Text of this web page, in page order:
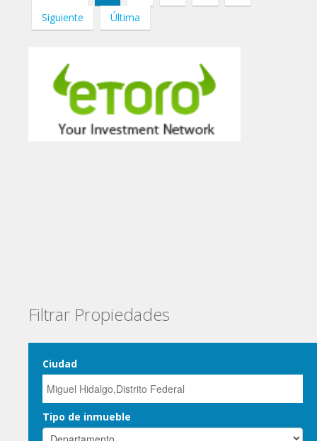
Siguiente Última
Filtrar Propiedades
Ciudad
Tipo de inmueble